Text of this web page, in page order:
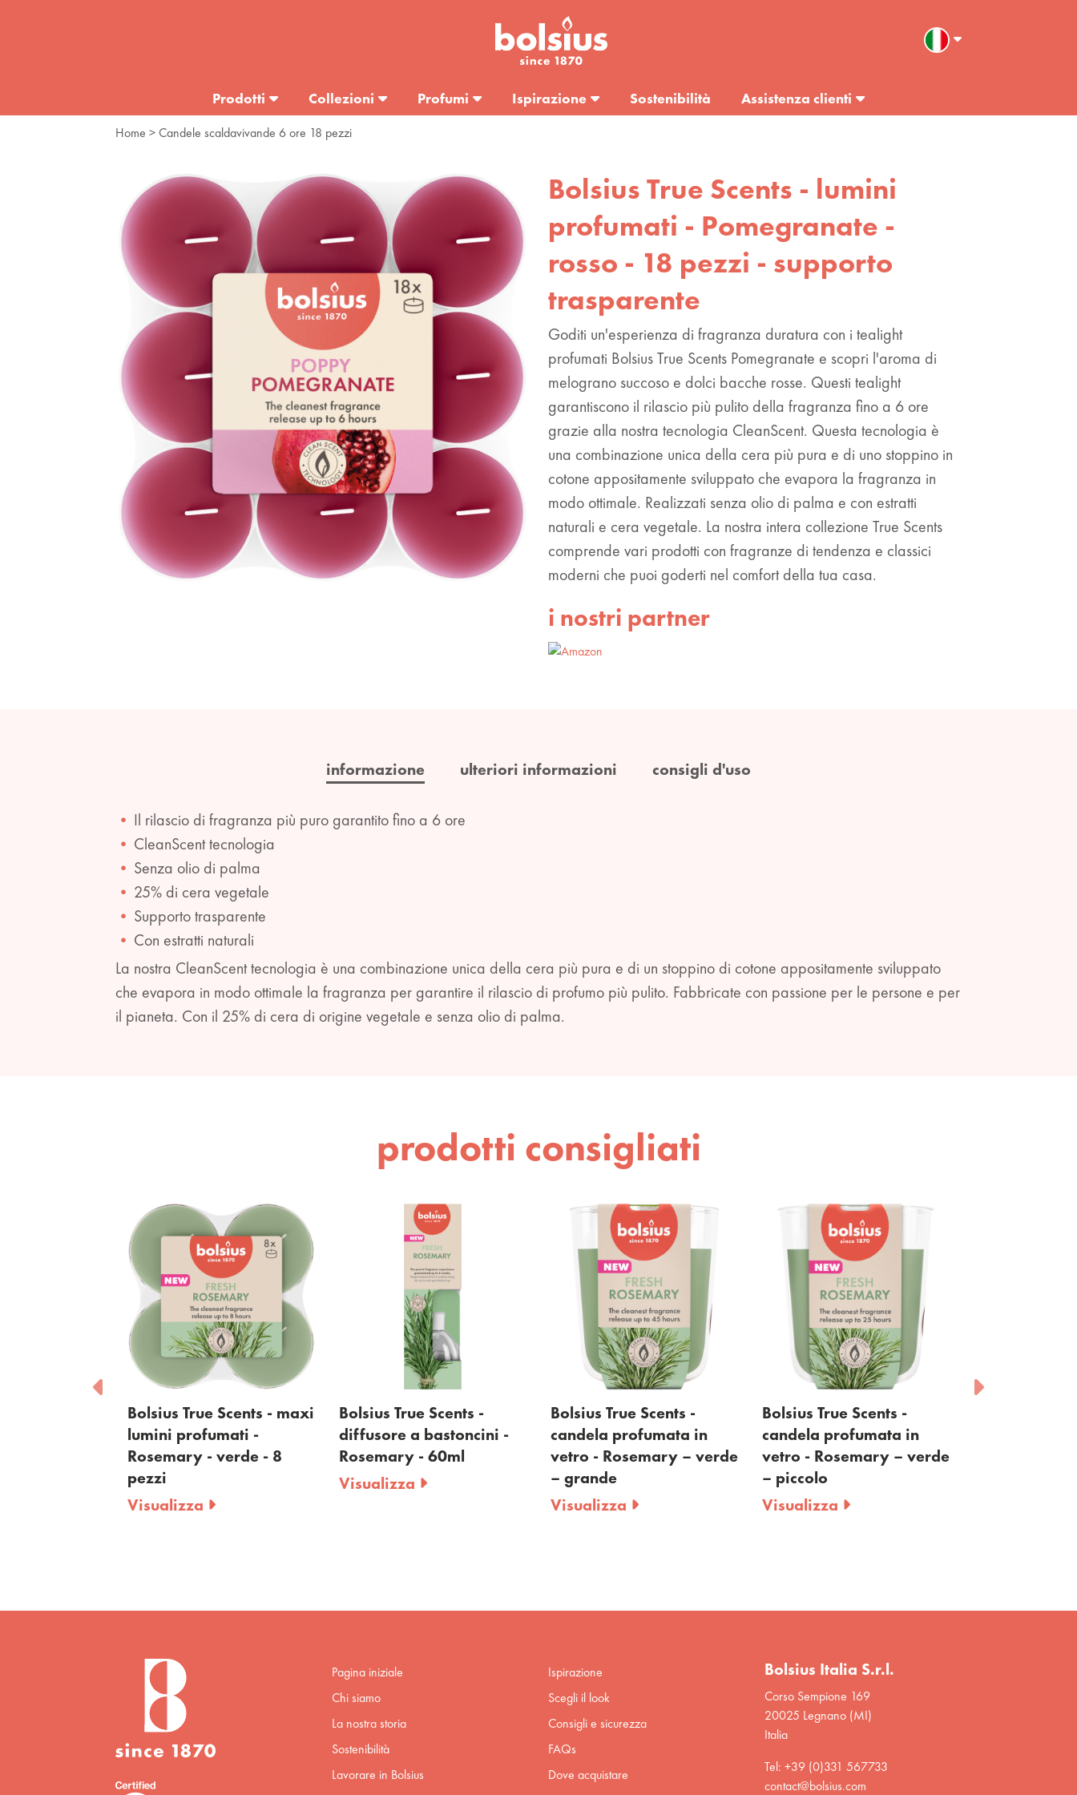
Prodotti Collezioni Profumi Ispirazione Sostenibilità Assistenza clienti
Home > Candele scaldavivande 6 ore 18 pezzi
Bolsius True Scents - lumini
profumati - Pomegranate -
rosso - 18 pezzi - supporto
trasparente
Goditi un'esperienza di fragranza duratura con i tealight
profumati Bolsius True Scents Pomegranate e scopri l'aroma di
melograno succoso e dolci bacche rosse. Questi tealight
garantiscono il rilascio più pulito della fragranza fino a 6 ore
grazie alla nostra tecnologia CleanScent. Questa tecnologia è
una combinazione unica della cera più pura e di uno stoppino in
cotone appositamente sviluppato che evapora la fragranza in
modo ottimale. Realizzati senza olio di palma e con estratti
naturali e cera vegetale. La nostra intera collezione True Scents
comprende vari prodotti con fragranze di tendenza e classici
moderni che puoi goderti nel comfort della tua casa.
i nostri partner
informazione ulteriori informazioni consigli d'uso
Il rilascio di fragranza più puro garantito fino a 6 ore
CleanScent tecnologia
Senza olio di palma
25% di cera vegetale
Supporto trasparente
Con estratti naturali
La nostra CleanScent tecnologia è una combinazione unica della cera più pura e di un stoppino di cotone appositamente sviluppato
che evapora in modo ottimale la fragranza per garantire il rilascio di profumo più pulito. Fabbricate con passione per le persone e per
il pianeta. Con il 25% di cera di origine vegetale e senza olio di palma.
prodotti consigliati
Bolsius True Scents - maxi
lumini profumati -
Rosemary - verde - 8
pezzi
Visualizza
Bolsius True Scents -
diffusore a bastoncini -
Rosemary - 60ml
Visualizza
Bolsius True Scents -
candela profumata in
vetro - Rosemary – verde
– grande
Visualizza
Bolsius True Scents -
candela profumata in
vetro - Rosemary – verde
– piccolo
Visualizza
Pagina iniziale
Chi siamo
La nostra storia
Sostenibilità
Lavorare in Bolsius
Ispirazione
Scegli il look
Consigli e sicurezza
FAQs
Dove acquistare
Bolsius Italia S.r.l.
Corso Sempione 169
20025 Legnano (MI)
Italia
Tel: +39 (0)331 567733
contact@bolsius.com